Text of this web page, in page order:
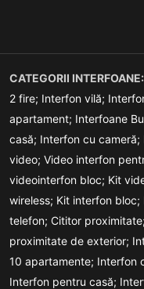
CATEGORII INTERFOANE:
2 fire; Interfon vilă;
apartament; Interfoane
casă; Interfon cu cameră;
video; Video interfon
videointerfon bloc; Kit
wireless; Kit interfon bloc;
telefon; Cititor proximitate;
proximitate de exterior;
10 apartamente; Interfon
Interfon pentru casă;